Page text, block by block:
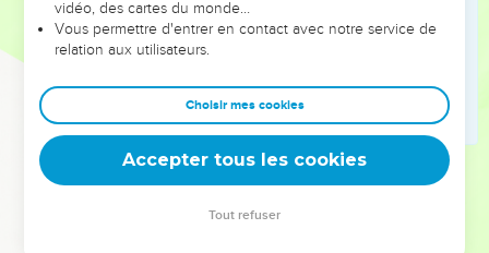
à qui le recherche.
Celui-là tombe qui se confie en ses richesses ; mais les
justes verdissent comme la feuille.
Celui qui trouble sa maison héritera le vent, et le fou
deviendra serviteur de celui qui est sage de coeur.
Le fruit du juste est un arbre de vie, et le sage gagne les
vidéo, des cartes du monde…
Vous permettre d'entrer en contact avec notre service de
relation aux utilisateurs.
Choisir mes cookies
Accepter tous les cookies
Tout refuser